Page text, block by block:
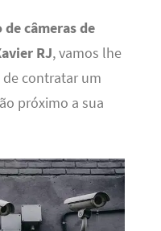
câmeras de
RJ, vamos lhe
contratar um
próximo a sua